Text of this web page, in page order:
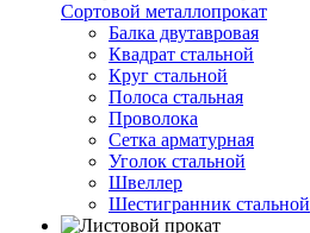
Сортовой металлопрокат
Балка двутавровая
Квадрат стальной
Круг стальной
Полоса стальная
Проволока
Сетка арматурная
Уголок стальной
Швеллер
Шестигранник стальной